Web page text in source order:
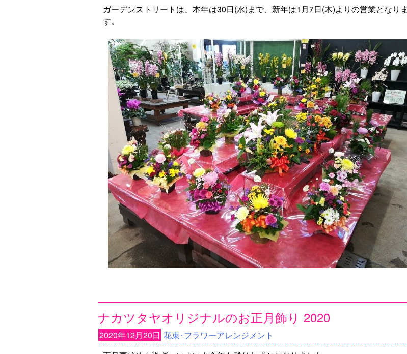
ガーデンストリートは、本年は30日(水)まで、新年は1月7日(木)よりの営業となりま
す。
ナカツタヤオリジナルのお正月飾り 2020
2020年12月20日 花束･フラワーアレンジメント